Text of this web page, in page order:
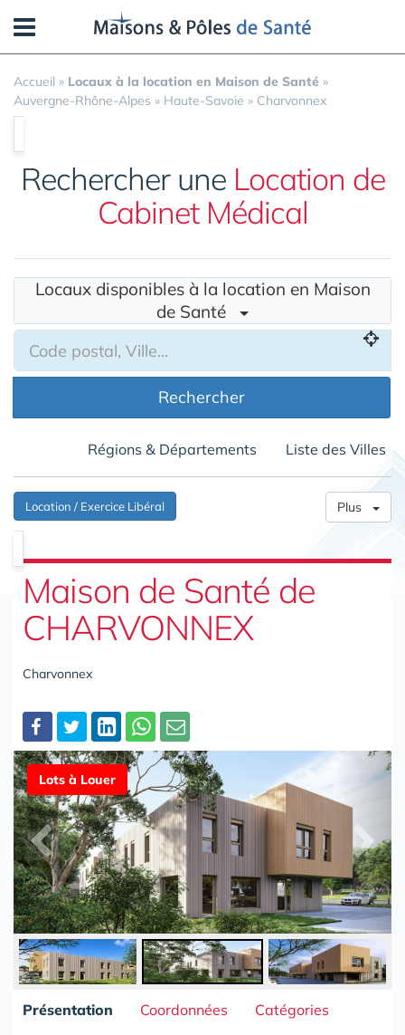
Accueil » Locaux à la location en Maison de Santé »
Auvergne-Rhône-Alpes » Haute-Savoie » Charvonnex
Rechercher une Location de
Cabinet Médical
Locaux disponibles à la location en Maison
de Santé
Rechercher
Régions & Départements Liste des Villes
Location / Exercice Libéral Plus
Maison de Santé de
CHARVONNEX
Charvonnex
Partager
Lots à Louer
Présentation Coordonnées Catégories
Panneau de gestion des cookies